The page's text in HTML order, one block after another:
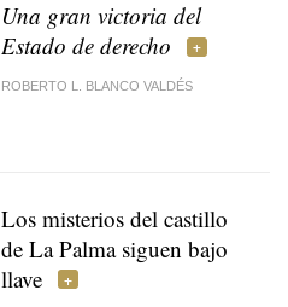
Una gran victoria del
Estado de derecho
ROBERTO L. BLANCO VALDÉS
Los misterios del castillo
de La Palma siguen bajo
llave